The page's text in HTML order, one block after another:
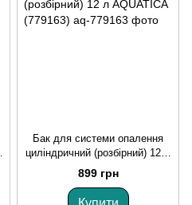
Бак для системи опалення
циліндричний (розбірний) 12 л
AQUATICA (779163)
899 грн